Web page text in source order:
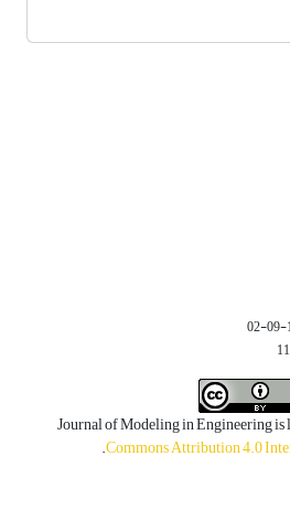
Journal of Modeling in Engineering is
Commons Attribution 4.0
.